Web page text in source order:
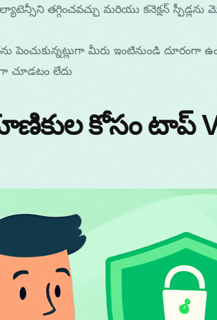
తగ్గించవచ్చు మరియు కనెక్షన్
మీరు ఇంటినుండి దూరంగా
చూడటం లేదు
కోసం టాప్